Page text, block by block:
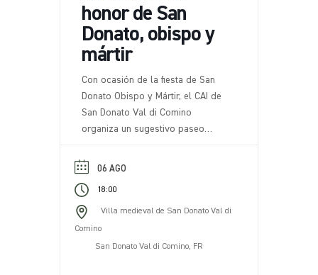
honor de San
Donato, obispo y
mártir
Con ocasión de la fiesta de San
Donato Obispo y Mártir, el CAI de
San Donato Val di Comino
organiza un sugestivo paseo
incluye un paseo nocturno por los
iluminados con antorchas,
creando una atmósfera única y
evocadora. Al final del recorrido,
en un mirador panorámico, una
06 AGO
18:00
Villa medieval de San Donato Val di
Comino
San Donato Val di Comino, FR